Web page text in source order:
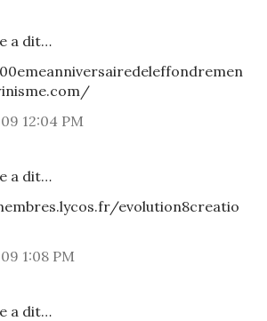
a dit…
12:04 PM
a dit…
evolution8creatio
1:08 PM
a dit…